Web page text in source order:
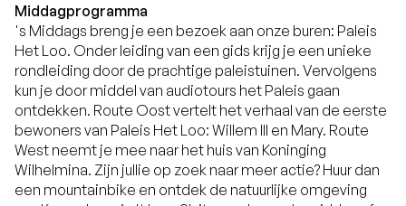
Middagprogramma
's Middags breng je een bezoek aan onze buren: Paleis
Het Loo. Onder leiding van een gids krijg je een unieke
rondleiding door de prachtige paleistuinen. Vervolgens
kun je door middel van audiotours het Paleis gaan
ontdekken. Route Oost vertelt het verhaal van de eerste
bewoners van Paleis Het Loo: Willem III en Mary. Route
West neemt je mee naar het huis van Koninging
Wilhelmina. Zijn jullie op zoek naar meer actie? Huur dan
een mountainbike en ontdek de natuurlijke omgeving